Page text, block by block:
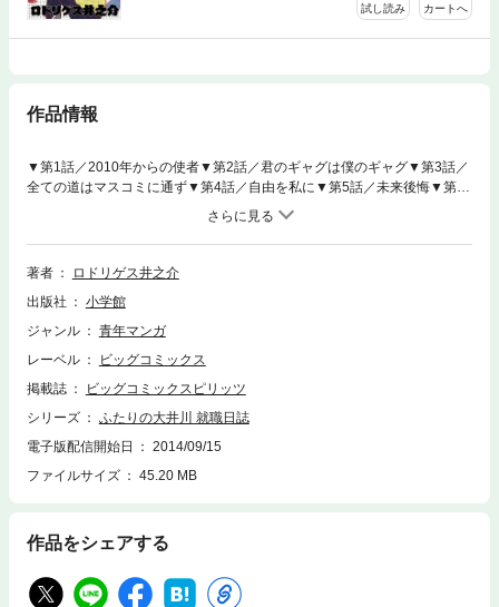
試し読み カートへ
作品情報
▼第1話／2010年からの使者▼第2話／君のギャグは僕のギャグ▼第3話／
全ての道はマスコミに通ず▼第4話／自由を私に▼第5話／未来後悔▼第6
話／君は天然▼第7話／瞳はダイヤモンド▼第8話／俺ってどう？▼第9話
／198°の秘密▼第10話／アサピの誘惑▼第11話／アサピの星●主な登場人
物／大井川シゲル（31歳。NOTDOMOKO社員。2010年の未来から2001
年の過去へ、何の使命もなくタイムスリップした男）、大井川シゲル（21
生）●あらすじ／西暦2010年、大井川シゲル（31歳）は会社が倒産寸前な
がら、合コンではじけていた。だが、頭髪薄めでデブのシゲルを女の子は
意識を失う。翌朝、目覚めたシゲルの目に、見覚えのある風景が飛び込ん
でくる…（第1話）。●本巻の特徴／就職活動に悪戦苦闘している全国の学
生諸兄におくる就職コメディーがスピリッツに登場！ イマドキの就職事
情が、この作品を読めば丸分かりです。●その他の登場人物／葛西美咲
（シゲルがあこがれている大学のクラスメイト。かなりの美形）
著者
ロドリゲス井之介
出版社
小学館
ジャンル
青年マンガ
レーベル
ビッグコミックス
掲載誌
ビッグコミックスピリッツ
シリーズ
ふたりの大井川 就職日誌
電子版配信開始日
2014/09/15
ファイルサイズ
45.20 MB
作品をシェアする